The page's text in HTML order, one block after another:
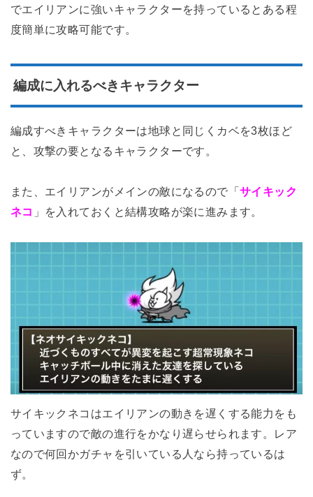
でエイリアンに強いキャラクターを持っているとある程
度簡単に攻略可能です。
編成に入れるべきキャラクター
編成すべきキャラクターは地球と同じくカベを3枚ほど
と、攻撃の要となるキャラクターです。
また、エイリアンがメインの敵になるので「サイキック
ネコ 」を入れておくと結構攻略が楽に進みます。
サイキックネコはエイリアンの動きを遅くする能力をも
っていますので敵の進行をかなり遅らせられます。レア
なので何回かガチャを引いている人なら持っているは
ず。